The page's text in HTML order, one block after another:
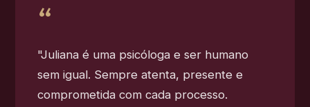
"Juliana é uma psicóloga e ser humano
sem igual. Sempre atenta, presente e
comprometida com cada processo.